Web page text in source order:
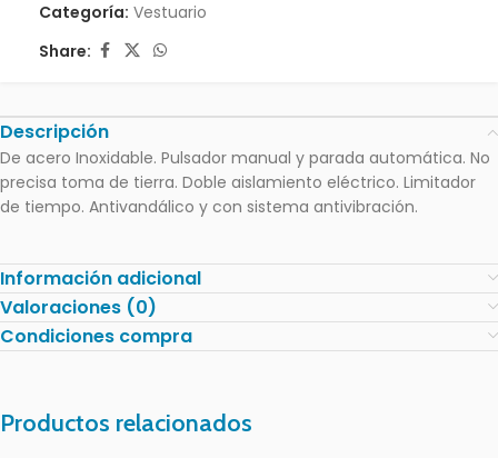
Categoría: Vestuario
Share:
Descripción
De acero Inoxidable. Pulsador manual y parada automática. No
precisa toma de tierra. Doble aislamiento eléctrico. Limitador
de tiempo. Antivandálico y con sistema antivibración.
Información adicional
Valoraciones (0)
Condiciones compra
Productos relacionados